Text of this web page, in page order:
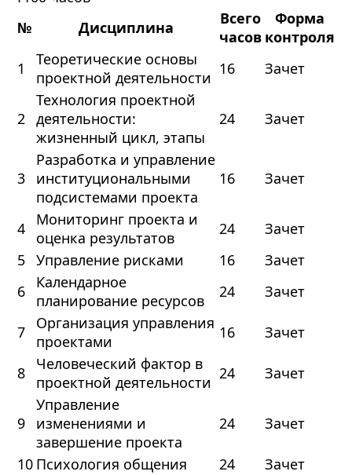
№
Дисциплина
Всего
часов
Форма
контроля
1
Теоретические основы
проектной деятельности 16 Зачет
2
Технология проектной
деятельности:
жизненный цикл, этапы
24 Зачет
3
Разработка и управление
институциональными
подсистемами проекта
16 Зачет
4
Мониторинг проекта и
оценка результатов
24
Зачет
5 Управление рисками 16
Зачет
6
Календарное
планирование ресурсов
24 Зачет
7
Организация управления
проектами
16 Зачет
8
Человеческий фактор в
проектной деятельности 24 Зачет
9
Управление
изменениями и
завершение проекта
24 Зачет
10 Психология общения 24
Зачет